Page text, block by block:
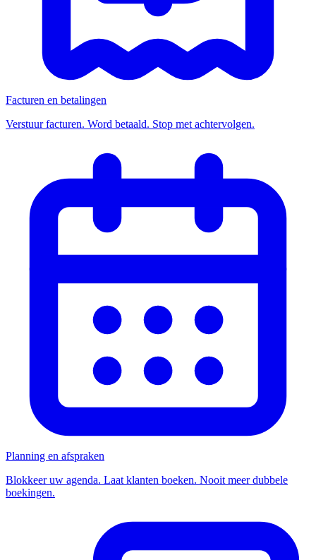
Facturen en betalingen
Verstuur facturen. Word betaald. Stop met achtervolgen.
Planning en afspraken
Blokkeer uw agenda. Laat klanten boeken. Nooit meer dubbele
boekingen.